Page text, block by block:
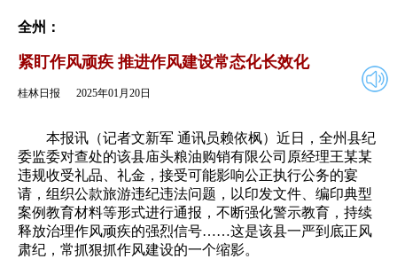
全州：
紧盯作风顽疾 推进作风建设常态化长效化
桂林日报 2025年01月20日
本报讯（记者文新军 通讯员赖依枫）近日，全州县纪
委监委对查处的该县庙头粮油购销有限公司原经理王某某
违规收受礼品、礼金，接受可能影响公正执行公务的宴
请，组织公款旅游违纪违法问题，以印发文件、编印典型
案例教育材料等形式进行通报，不断强化警示教育，持续
释放治理作风顽疾的强烈信号……这是该县一严到底正风
肃纪，常抓狠抓作风建设的一个缩影。